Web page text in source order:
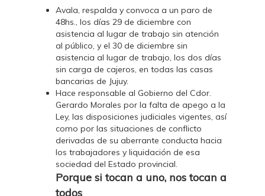
Avala, respalda y convoca a un paro de
48hs., los días 29 de diciembre con
asistencia al lugar de trabajo sin atención
al público, y el 30 de diciembre sin
asistencia al lugar de trabajo, los dos días
sin carga de cajeros, en todas las casas
bancarias de Jujuy.
Hace responsable al Gobierno del Cdor.
Gerardo Morales por la falta de apego a la
Ley, las disposiciones judiciales vigentes, así
como por las situaciones de conflicto
derivadas de su aberrante conducta hacia
los trabajadores y liquidación de esa
sociedad del Estado provincial.
Porque si tocan a uno, nos tocan a
todos